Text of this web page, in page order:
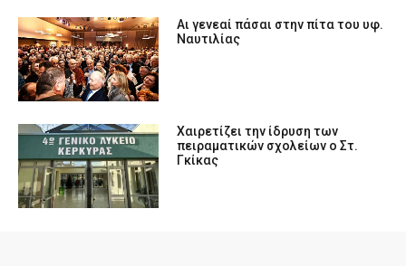
Αι γενεαί πάσαι στην πίτα του υφ.
Ναυτιλίας
Χαιρετίζει την ίδρυση των
πειραματικών σχολείων ο Στ.
Γκίκας